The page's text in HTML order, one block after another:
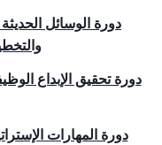
دورة الوسائل
دورة تحقيق الإبداع
دورة المهارات